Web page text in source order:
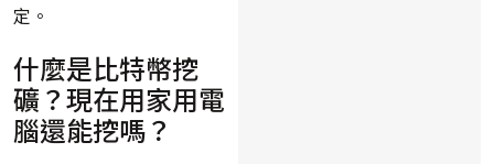
定。
什麼是比特幣挖
礦？現在用家用電
腦還能挖嗎？